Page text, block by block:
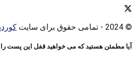
© 2024 - تمامی حقوق برای سایت
آیا مطمئن هستید که می خواهید قفل این پست را